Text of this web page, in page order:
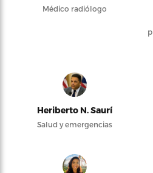
Médico radiólogo
Heriberto N. Saurí
Salud y emergencias